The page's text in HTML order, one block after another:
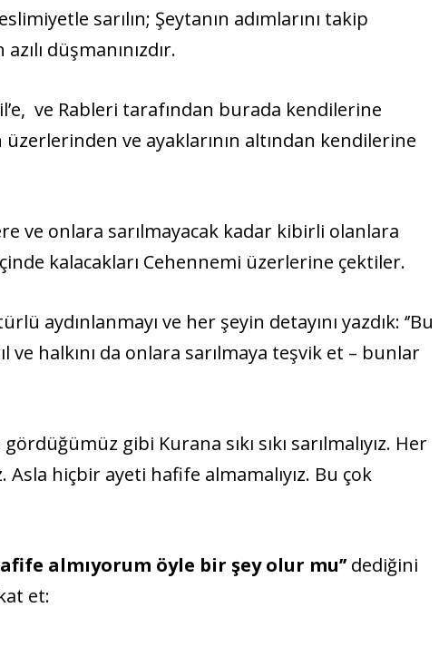
sarılın; Şeytanın adımlarını takip
düşmanınızdır.
ve Rableri tarafından burada kendilerine
üzerlerinden ve ayaklarının altından kendilerine
ve onlara sarılmayacak kadar kibirli olanlara
kalacakları Cehennemi üzerlerine çektiler.
aydınlanmayı ve her şeyin detayını yazdık: ‘’Bu
halkını da onlara sarılmaya teşvik et – bunlar
gibi Kurana sıkı sıkı sarılmalıyız. Her
Asla hiçbir ayeti hafife almamalıyız. Bu çok
almıyorum öyle bir şey olur mu’’ dediğini
et: